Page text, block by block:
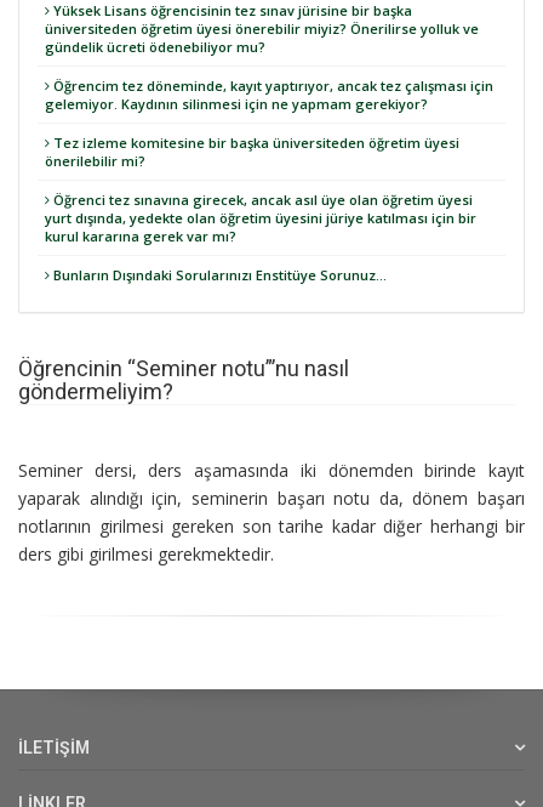
Yüksek Lisans öğrencisinin tez sınav jürisine bir başka
üniversiteden öğretim üyesi önerebilir miyiz? Önerilirse yolluk ve
gündelik ücreti ödenebiliyor mu?
Öğrencim tez döneminde, kayıt yaptırıyor, ancak tez çalışması için
gelemiyor. Kaydının silinmesi için ne yapmam gerekiyor?
Tez izleme komitesine bir başka üniversiteden öğretim üyesi
önerilebilir mi?
Öğrenci tez sınavına girecek, ancak asıl üye olan öğretim üyesi
yurt dışında, yedekte olan öğretim üyesini jüriye katılması için bir
kurul kararına gerek var mı?
Bunların Dışındaki Sorularınızı Enstitüye Sorunuz...
Öğrencinin “Seminer notu”’nu nasıl
göndermeliyim?
​Seminer dersi, ders aşamasında iki dönemden birinde kayıt
yaparak alındığı için, seminerin başarı notu da, dönem başarı
notlarının girilmesi gereken son tarihe kadar diğer herhangi bir
ders gibi girilmesi gerekmektedir.
İLETİŞİM